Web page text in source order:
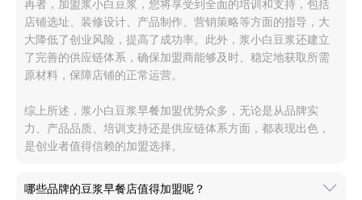
再者，加盟浆小白豆浆，您将享受到全面的培训和支持，包括
店铺选址、装修设计、产品制作、营销策略等方面的指导，大
大降低了创业风险，提高了成功率。此外，浆小白豆浆还建立
了完善的供应链体系，确保加盟商能够及时、稳定地获取所需
原材料，保障店铺的正常运营。
综上所述，浆小白豆浆早餐加盟优势众多，无论是从品牌实
力、产品品质、培训支持还是供应链体系方面，都表现出色，
是创业者值得信赖的加盟选择。
哪些品牌的豆浆早餐店值得加盟呢？